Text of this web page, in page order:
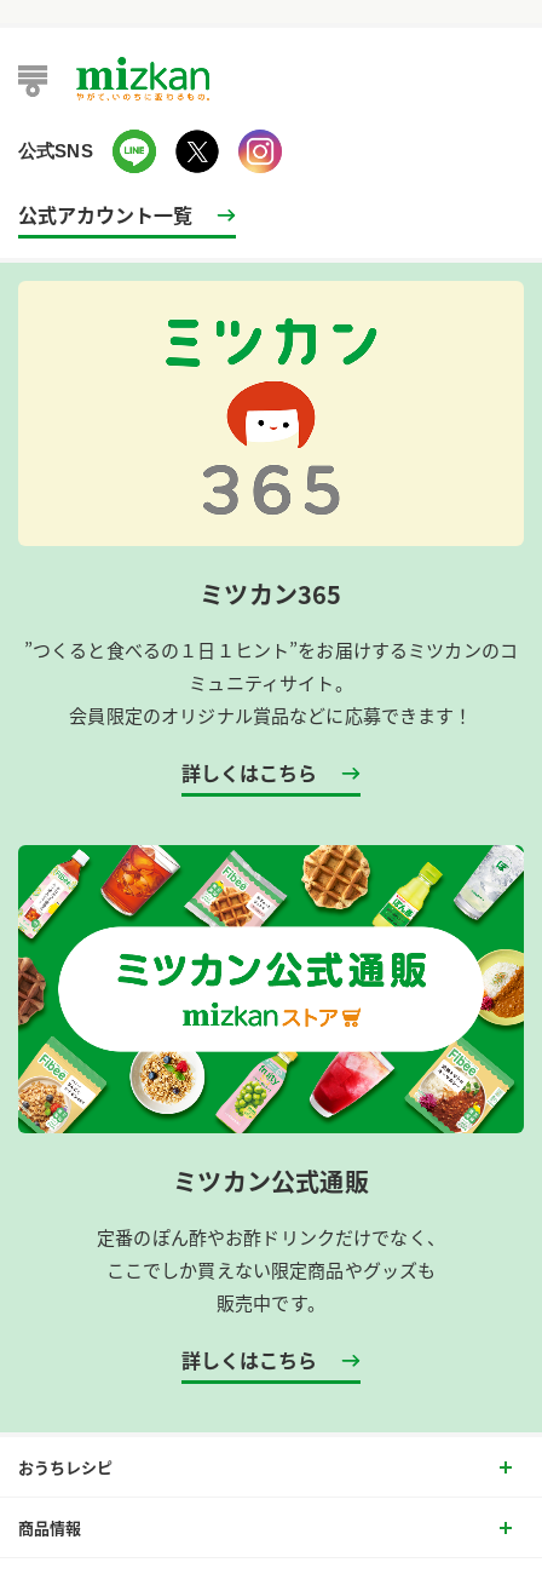
公式SNS
公式アカウント一覧
ミツカン365
”つくると食べるの１日１ヒント”をお届けするミツカンのコ
ミュニティサイト。
会員限定のオリジナル賞品などに応募できます！
詳しくはこちら
ミツカン公式通販
定番のぽん酢やお酢ドリンクだけでなく、
ここでしか買えない限定商品やグッズも
販売中です。
詳しくはこちら
おうちレシピ
商品情報